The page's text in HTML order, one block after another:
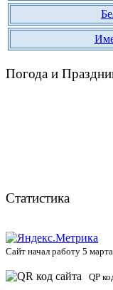
Погода и
Статистика
Сайт начал работу 5
QP